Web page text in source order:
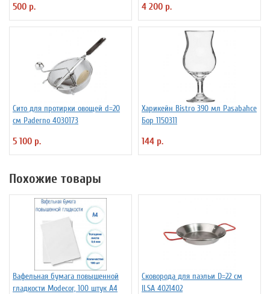
500 р. 4 200 р.
Сито для протирки овощей d=20
см Paderno 4030173
5 100 р.
Харикейн Bistro 390 мл Pasabahce
Бор 1150311
144 р.
Похожие товары
Вафельная бумага повышенной
гладкости Modecor, 100 штук А4
Сковорода для паэльи D=22 см
ILSA 4021402